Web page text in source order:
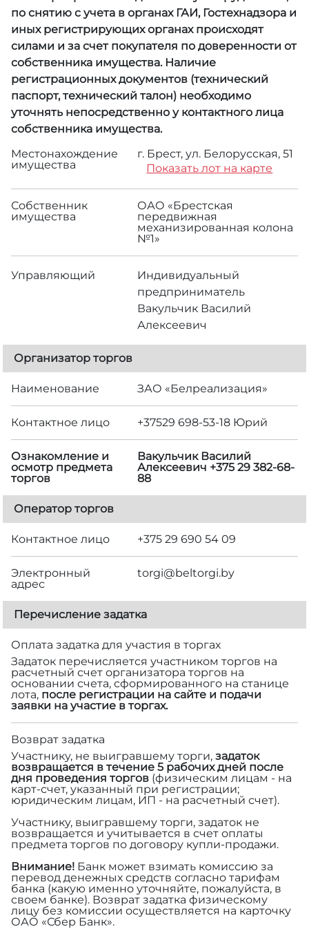
по снятию с учета в органах ГАИ, Гостехнадзора и
иных регистрирующих органах происходят
силами и за счет покупателя по доверенности от
собственника имущества. Наличие
регистрационных документов (технический
паспорт, технический талон) необходимо
уточнять непосредственно у контактного лица
собственника имущества.
Местонахождение
имущества
г. Брест, ул. Белорусская, 51
Показать лот на карте
Собственник
имущества
ОАО «Брестская
передвижная
механизированная колона
№1»
Управляющий
Индивидуальный
предприниматель
Вакульчик Василий
Алексеевич
Организатор торгов
Наименование ЗАО «Белреализация»
Контактное лицо +37529 698-53-18 Юрий
Ознакомление и
осмотр предмета
торгов
Вакульчик Василий
Алексеевич +375 29 382-68-
88
Оператор торгов
Контактное лицо +375 29 690 54 09
Электронный
адрес
torgi@beltorgi.by
Перечисление задатка
Оплата задатка для участия в торгах
Задаток перечисляется участником торгов на
расчетный счет организатора торгов на
основании счета, сформированного на станице
лота, после регистрации на сайте и подачи
заявки на участие в торгах.
Возврат задатка
Участнику, не выигравшему торги, задаток
возвращается в течение 5 рабочих дней после
дня проведения торгов (физическим лицам - на
карт-счет, указанный при регистрации;
юридическим лицам, ИП - на расчетный счет).
Участнику, выигравшему торги, задаток не
возвращается и учитывается в счет оплаты
предмета торгов по договору купли-продажи.
Внимание! Банк может взимать комиссию за
перевод денежных средств согласно тарифам
банка (какую именно уточняйте, пожалуйста, в
своем банке). Возврат задатка физическому
лицу без комиссии осуществляется на карточку
ОАО «Сбер Банк».